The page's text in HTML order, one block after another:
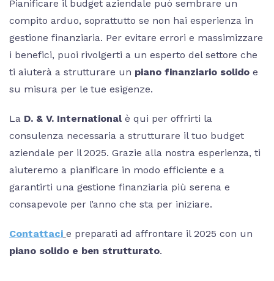
Pianificare il budget aziendale può sembrare un
compito arduo, soprattutto se non hai esperienza in
gestione finanziaria. Per evitare errori e massimizzare
i benefici, puoi rivolgerti a un esperto del settore che
ti aiuterà a strutturare un piano finanziario solido e
su misura per le tue esigenze.
La D. & V. Internationalè qui per offrirti la
consulenza necessaria a strutturare il tuo budget
aziendale per il 2025. Grazie alla nostra esperienza, ti
aiuteremo a pianificare in modo efficiente e a
garantirti una gestione finanziaria più serena e
consapevole per l’anno che sta per iniziare.
Contattaci e preparati ad affrontare il 2025 con un
piano solido e ben strutturato.